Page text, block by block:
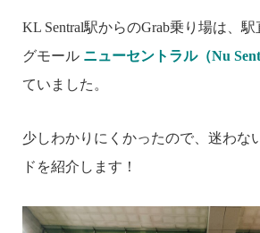
KL Sentral駅からのGrab乗り場は、
グモール ニューセントラル（Nu
ていました。
少しわかりにくかったので、迷わな
ドを紹介します！